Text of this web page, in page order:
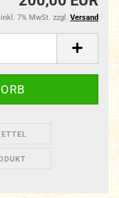
inkl. 7% MwSt. zzgl. Versand